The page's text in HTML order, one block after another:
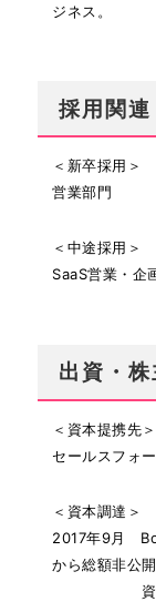
ジネス。
採用関連
＜新卒採用＞
営業部門
＜中途採用＞
SaaS営業・企
出資・株
＜資本提携先＞
セールスフォ
＜資本調達＞
2017年9月
から総額非公
資金調